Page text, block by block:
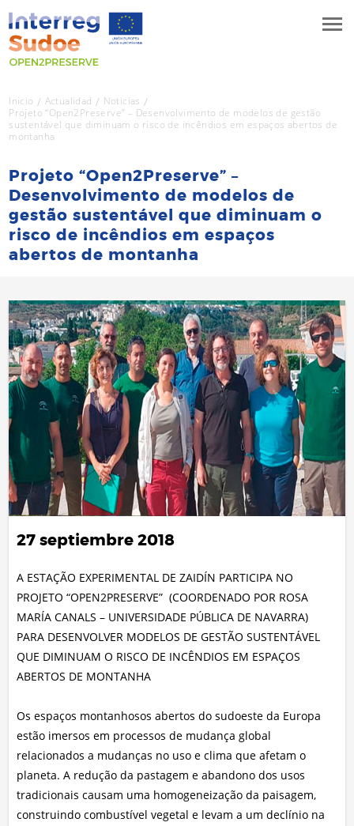
Inicio Actualidad
Noticias
Projeto “Open2Preserve” – Desenvolvimento de modelos de gestão
sustentável que diminuam o risco de incêndios em espaços abertos de
montanha
Projeto “Open2Preserve” –
Desenvolvimento de modelos de
gestão sustentável que diminuam o
risco de incêndios em espaços
abertos de montanha
27 septiembre 2018
A ESTAÇÃO EXPERIMENTAL DE ZAIDÍN PARTICIPA NO
PROJETO “OPEN2PRESERVE” (COORDENADO POR ROSA
MARÍA CANALS – UNIVERSIDADE PÚBLICA DE NAVARRA)
PARA DESENVOLVER MODELOS DE GESTÃO SUSTENTÁVEL
QUE DIMINUAM O RISCO DE INCÊNDIOS EM ESPAÇOS
ABERTOS DE MONTANHA
Os espaços montanhosos abertos do sudoeste da Europa
estão imersos em processos de mudança global
relacionados a mudanças no uso e clima que afetam o
planeta. A redução da pastagem e abandono dos usos
tradicionais causam uma homogeneização da paisagem,
construindo combustível vegetal e levam a um declínio na